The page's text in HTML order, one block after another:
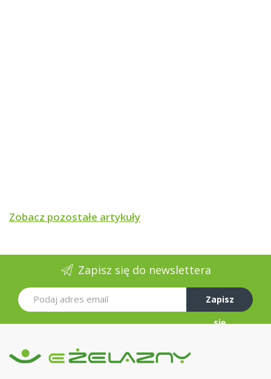
Zobacz pozostałe artykuły
Zapisz się do newslettera
Zapisz
się